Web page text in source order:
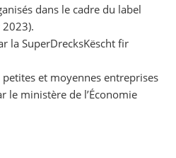
dans le cadre du label
2023).
la SuperDrecksKëscht fir
petites et moyennes entreprises
le ministère de l’Économie